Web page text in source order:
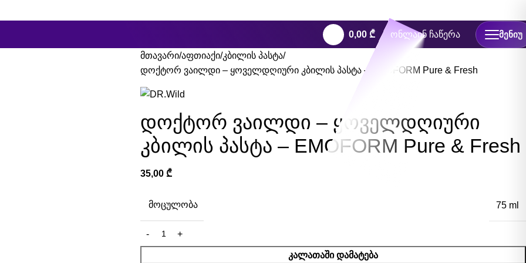
0,00 ₾ ონლაინ ჩაწერა ᲛᲔᲜᲘᲣ
მთავარი აფთიაქი კბილის პასტა
დოქტორ ვაილდი – ყოველდღიური კბილის პასტა – EMOFORM Pure & Fresh
დოქტორ ვაილდი – ყოველდღიური
კბილის პასტა – EMOFORM Pure & Fresh
35,00 ₾
ᲛᲝᲪᲣᲚᲝᲑᲐ 75 ml
ᲙᲐᲚᲐᲗᲐᲨᲘ ᲓᲐᲛᲐᲢᲔᲑᲐ